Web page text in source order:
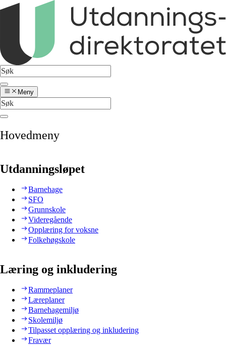
Meny
Hovedmeny
Utdanningsløpet
Barnehage
SFO
Grunnskole
Videregående
Opplæring for voksne
Folkehøgskole
Læring og inkludering
Rammeplaner
Læreplaner
Barnehagemiljø
Skolemiljø
Tilpasset opplæring og inkludering
Fravær